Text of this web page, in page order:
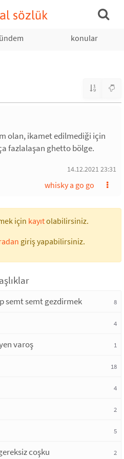
sözlük
konular
olan, ikamet edilmediği için
fazlalaşan ghetto bölge.
14.12.2021 23:31
whisky a go go
için kayıtolabilirsiniz.
giriş yapabilirsiniz.
semt semt gezdirmek 8
4
varoş 1
18
4
2
5
coşku 2